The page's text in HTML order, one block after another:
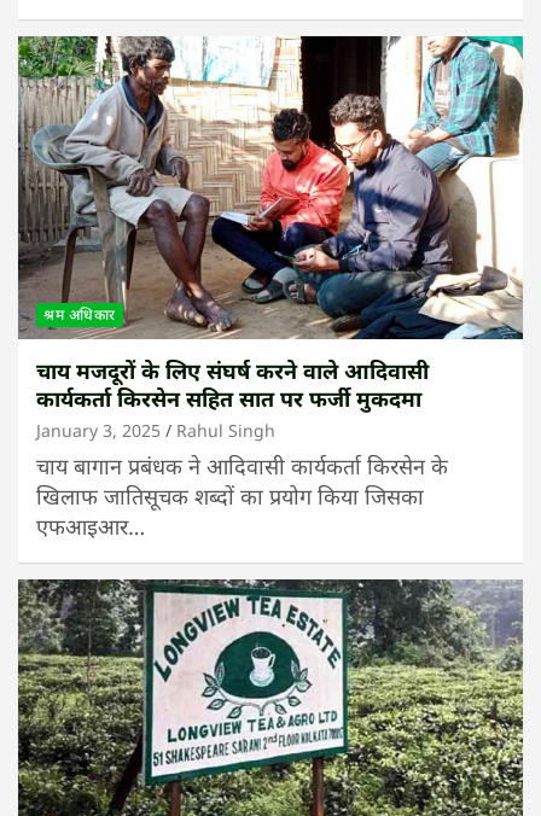
श्रम अधिकार
चाय मजदूरों के लिए संघर्ष करने वाले आदिवासी
कार्यकर्ता किरसेन सहित सात पर फर्जी मुकदमा
January 3, 2025 Rahul Singh
चाय बागान प्रबंधक ने आदिवासी कार्यकर्ता किरसेन के
खिलाफ जातिसूचक शब्दों का प्रयोग किया जिसका
एफआइआर…